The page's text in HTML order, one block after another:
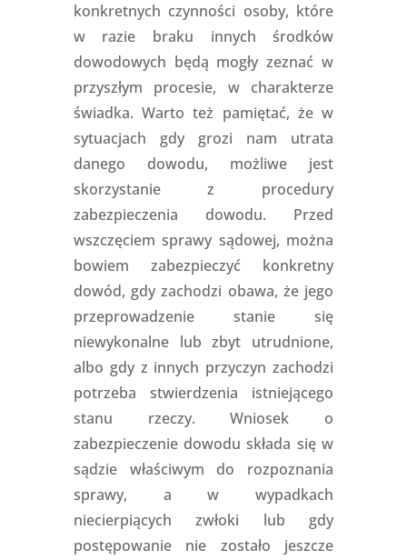
konkretnych czynności osoby, które
w razie braku innych środków
dowodowych będą mogły zeznać w
przyszłym procesie, w charakterze
świadka. Warto też pamiętać, że w
sytuacjach gdy grozi nam utrata
danego dowodu, możliwe jest
skorzystanie z procedury
zabezpieczenia dowodu. Przed
wszczęciem sprawy sądowej, można
bowiem zabezpieczyć konkretny
dowód, gdy zachodzi obawa, że jego
przeprowadzenie stanie się
niewykonalne lub zbyt utrudnione,
albo gdy z innych przyczyn zachodzi
potrzeba stwierdzenia istniejącego
stanu rzeczy. Wniosek o
zabezpieczenie dowodu składa się w
sądzie właściwym do rozpoznania
sprawy, a w wypadkach
niecierpiących zwłoki lub gdy
postępowanie nie zostało jeszcze